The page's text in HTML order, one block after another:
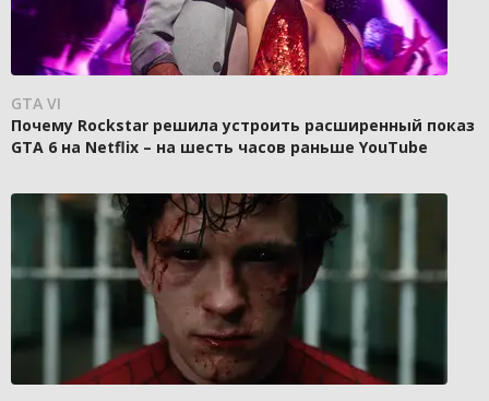
GTA VI
Почему Rockstar решила устроить расширенный показ
GTA 6 на Netflix – на шесть часов раньше YouTube